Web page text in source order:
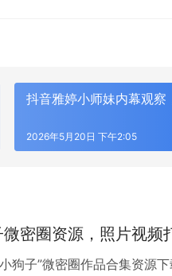
抖音雅婷小师妹内幕观察
2026年5月20日 下午2:05
密圈资源，照片视频
狗子”微密圈作品合集资源